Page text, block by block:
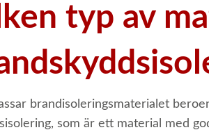
typ av
brandisoleringsmaterialet
som är ett material med